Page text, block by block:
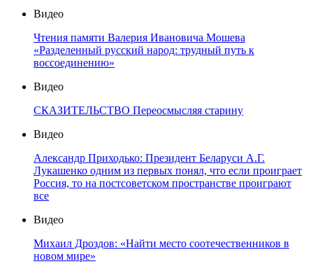
Видео
Чтения памяти Валерия Ивановича Мошева
«Разделенный русский народ: трудный путь к
воссоединению»
Видео
СКАЗИТЕЛЬСТВО Переосмысляя старину
Видео
Александр Приходько: Президент Беларуси А.Г.
Лукашенко одним из первых понял, что если проиграет
Россия, то на постсоветском пространстве проиграют
все
Видео
Михаил Дроздов: «Найти место соотечественников в
новом мире»